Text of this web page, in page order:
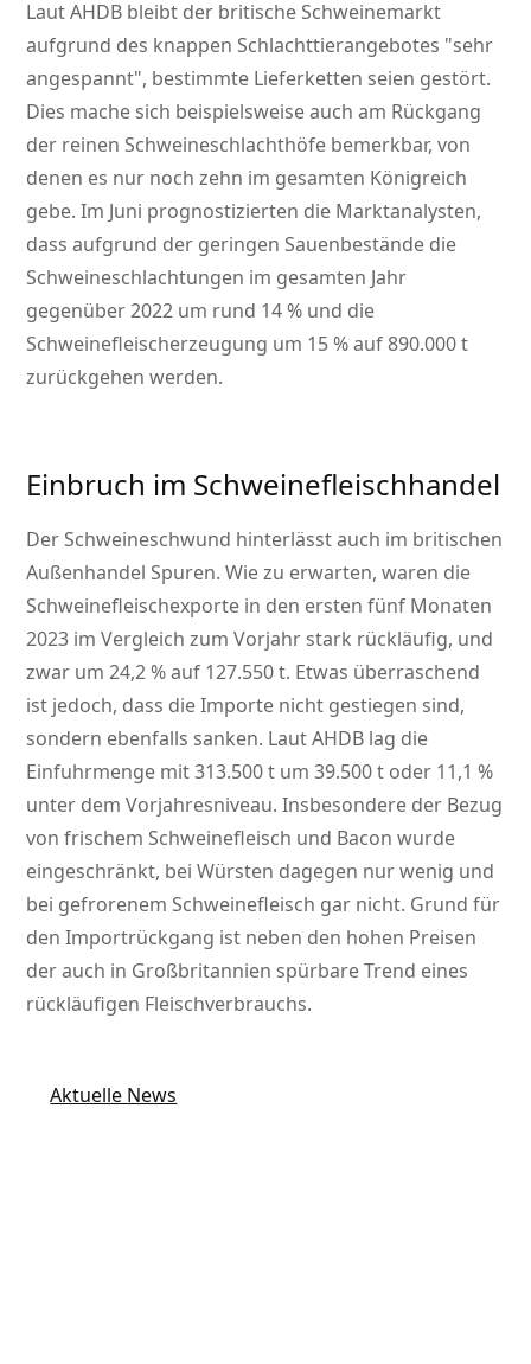
Laut AHDB bleibt der britische Schweinemarkt
aufgrund des knappen Schlachttierangebotes sehr
angespannt , bestimmte Lieferketten seien gestört.
Dies mache sich beispielsweise auch am Rückgang
der reinen Schweineschlachthöfe bemerkbar, von
denen es nur noch zehn im gesamten Königreich
gebe. Im Juni prognostizierten die Marktanalysten,
dass aufgrund der geringen Sauenbestände die
Schweineschlachtungen im gesamten Jahr
gegenüber 2022 um rund 14 % und die
Schweinefleischerzeugung um 15 % auf 890.000 t
zurückgehen werden.
Einbruch im Schweinefleischhandel
Der Schweineschwund hinterlässt auch im britischen
Außenhandel Spuren. Wie zu erwarten, waren die
Schweinefleischexporte in den ersten fünf Monaten
2023 im Vergleich zum Vorjahr stark rückläufig, und
zwar um 24,2 % auf 127.550 t. Etwas überraschend
ist jedoch, dass die Importe nicht gestiegen sind,
sondern ebenfalls sanken. Laut AHDB lag die
Einfuhrmenge mit 313.500 t um 39.500 t oder 11,1 %
unter dem Vorjahresniveau. Insbesondere der Bezug
von frischem Schweinefleisch und Bacon wurde
eingeschränkt, bei Würsten dagegen nur wenig und
bei gefrorenem Schweinefleisch gar nicht. Grund für
den Importrückgang ist neben den hohen Preisen
der auch in Großbritannien spürbare Trend eines
rückläufigen Fleischverbrauchs.
Aktuelle News